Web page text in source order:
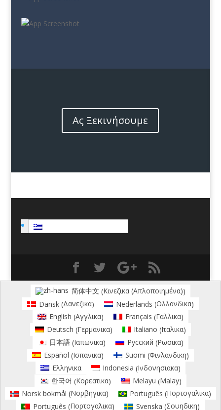
Ας Ξεκινήσουμε
简体中文 (Κινεζικα (Απλοποιημένα))
Dansk (Δανεζικα) Nederlands (Ολλανδικα)
English (Αγγλικα) Français (Γαλλικα)
Deutsch (Γερμανικα) Italiano (Ιταλικα)
日本語 (Ιαπωνικα) Русский (Ρωσικα)
Español (Ισπανικα) Suomi (Φινλανδικη)
Ελληνικα
Indonesia (Ινδονησιακα)
한국어 (Κορεατικα) Melayu (Malay)
Norsk bokmål (Νορβηγικα) Português (Πορτογαλικα)
Português (Πορτογαλικα) Svenska (Σουηδικη)